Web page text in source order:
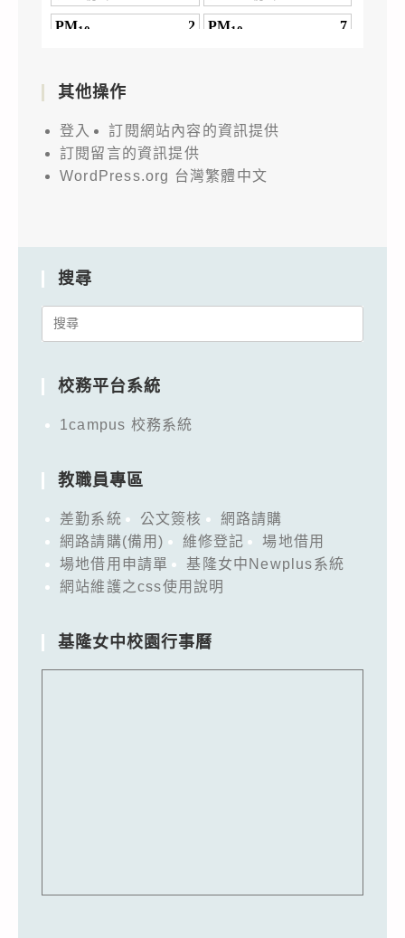
其他操作
登入
訂閱網站內容的資訊提供
訂閱留言的資訊提供
WordPress.org 台灣繁體中文
搜尋
Search
校務平台系統
1campus 校務系統
教職員專區
差勤系統 公文簽核
網路請購
網路請購(備用)
維修登記
場地借用
場地借用申請單
基隆女中Newplus系統
網站維護之css使用說明
基隆女中校園行事曆